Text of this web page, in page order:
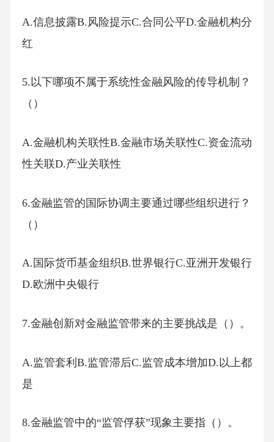
A.信息披露B.风险提示C.合同公平D.金融机构分
红
5.以下哪项不属于系统性金融风险的传导机制？
（）
A.金融机构关联性B.金融市场关联性C.资金流动
性关联D.产业关联性
6.金融监管的国际协调主要通过哪些组织进行？
（）
A.国际货币基金组织B.世界银行C.亚洲开发银行
D.欧洲中央银行
7.金融创新对金融监管带来的主要挑战是（）。
A.监管套利B.监管滞后C.监管成本增加D.以上都
是
8.金融监管中的“监管俘获”现象主要指（）。